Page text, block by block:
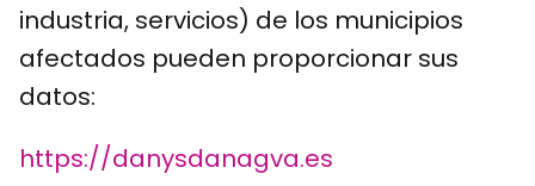
industria, servicios) de los municipios
afectados pueden proporcionar sus
datos:
https://danysdanagva.es